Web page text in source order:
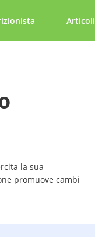
Articoli
la sua
promuove cambi